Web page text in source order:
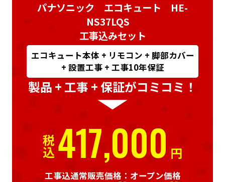
パナソニック エコキュート HE-
NS37LQS
工事込みセット
エコキュート本体 + リモコン + 脚部カバー
+ 設置工事 + 工事10年保証
製品 + 工事 + 保証がコミコミ！
税込417,000 円
工事込通常販売価格：オープン価格